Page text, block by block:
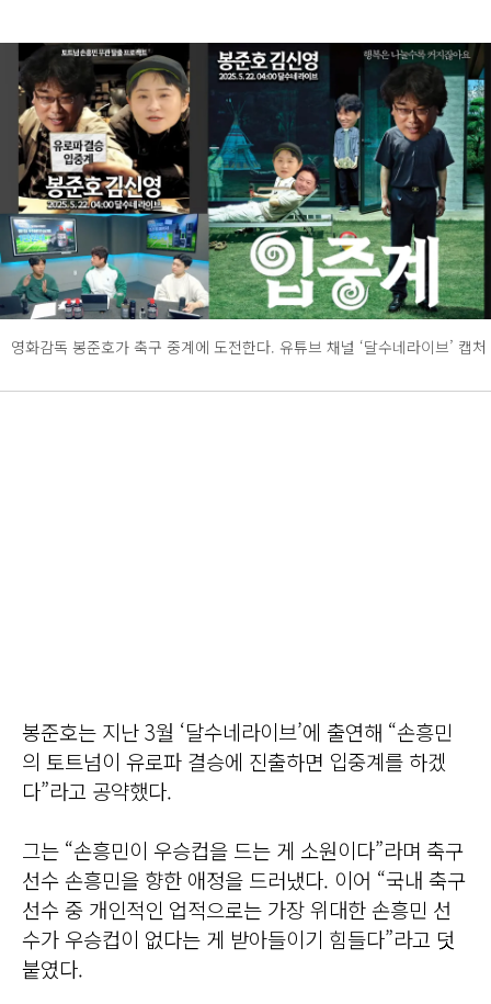
영화감독 봉준호가 축구 중계에 도전한다. 유튜브 채널 ‘달수네라이브’ 캡처
봉준호는 지난 3월 ‘달수네라이브’에 출연해 “손흥민
의 토트넘이 유로파 결승에 진출하면 입중계를 하겠
다”라고 공약했다.
그는 “손흥민이 우승컵을 드는 게 소원이다”라며 축구
선수 손흥민을 향한 애정을 드러냈다. 이어 “국내 축구
선수 중 개인적인 업적으로는 가장 위대한 손흥민 선
수가 우승컵이 없다는 게 받아들이기 힘들다”라고 덧
붙였다.